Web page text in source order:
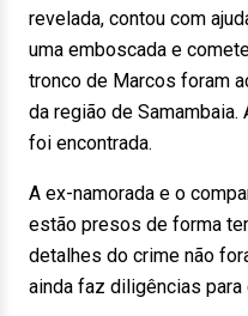
revelada, contou com
uma emboscada e
tronco de Marcos foram
da região de
foi encontrada.
A ex-namorada e o
estão presos de forma
detalhes do crime não
ainda faz diligências para